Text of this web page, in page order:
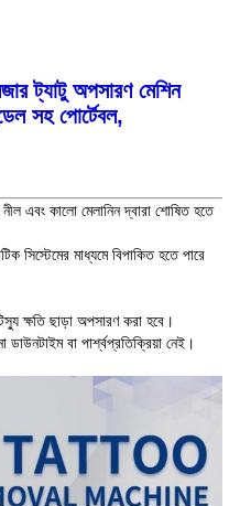
ট্যাটু অপসারণ মেশিন
সহ পোর্টেবল,
কালো মেলানিন দ্বারা শোষিত হতে
সিস্টেমের মাধ্যমে বিপাকিত হতে পারে
ক্ষতি ছাড়া অপসারণ করা হবে।
বা পার্শ্বপ্রতিক্রিয়া নেই।